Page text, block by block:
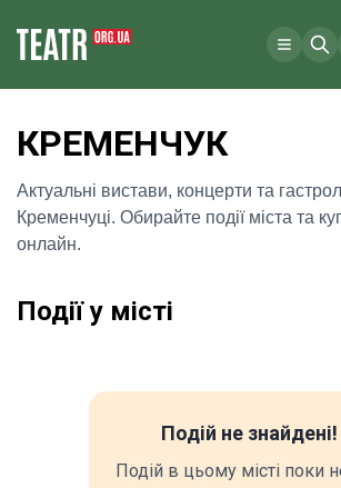
КРЕМЕНЧУК
Актуальні вистави, концерти та
Кременчуці. Обирайте події міста та
онлайн.
Події у місті
Подій не знайдені!
Подій в цьому місті поки